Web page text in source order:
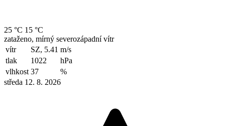
25 °C 15 °C
zataženo, mírný severozápadní vítr
vítr
SZ, 5.41 m/s
tlak
1022
hPa
vlhkost 37
%
středa 12. 8. 2026